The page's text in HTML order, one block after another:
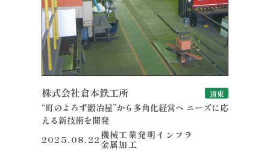
株式会社倉本鉄工所 道東
“町のよろず鍛冶屋”から多角化経営へ ニーズに応
える新技術を開発
2025.08.22 機械工業発明 インフラ
金属加工